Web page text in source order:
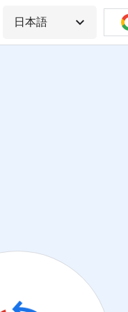
日本語 expand_more